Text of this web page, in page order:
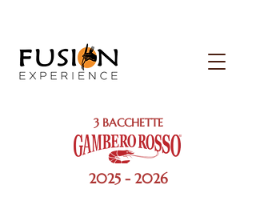
3 BACCHETTE
2025 - 2026